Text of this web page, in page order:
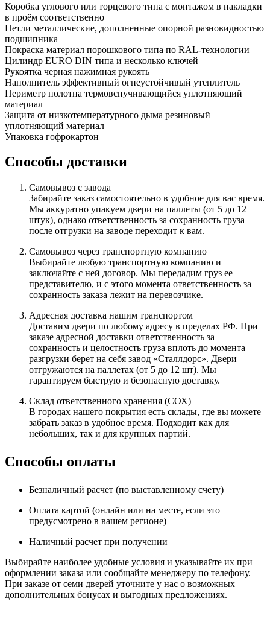
Коробка углового или торцевого типа с монтажом в накладки
в проём соответственно
Петли металлические, дополненные опорной разновидностью
подшипника
Покраска материал порошкового типа по RAL-технологии
Цилиндр EURO DIN типа и несколько ключей
Рукоятка черная нажимная рукоять
Наполнитель эффективный огнеустойчивый утеплитель
Периметр полотна термовспучивающийся уплотняющий
материал
Защита от низкотемпературного дыма резиновый
уплотняющий материал
Упаковка гофрокартон
Способы доставки
Самовывоз с завода
Забирайте заказ самостоятельно в удобное для вас время.
Мы аккуратно упакуем двери на паллеты (от 5 до 12
штук), однако ответственность за сохранность груза
после отгрузки на заводе переходит к вам.
Самовывоз через транспортную компанию
Выбирайте любую транспортную компанию и
заключайте с ней договор. Мы передадим груз ее
представителю, и с этого момента ответственность за
сохранность заказа лежит на перевозчике.
Адресная доставка нашим транспортом
Доставим двери по любому адресу в пределах РФ. При
заказе адресной доставки ответственность за
сохранность и целостность груза вплоть до момента
разгрузки берет на себя завод «Сталлдорс». Двери
отгружаются на паллетах (от 5 до 12 шт). Мы
гарантируем быструю и безопасную доставку.
Склад ответственного хранения (СОХ)
В городах нашего покрытия есть склады, где вы можете
забрать заказ в удобное время. Подходит как для
небольших, так и для крупных партий.
Способы оплаты
Безналичный расчет (по выставленному счету)
Оплата картой (онлайн или на месте, если это
предусмотрено в вашем регионе)
Наличный расчет при получении
Выбирайте наиболее удобные условия и указывайте их при
оформлении заказа или сообщайте менеджеру по телефону.
При заказе от семи дверей уточните у нас о возможных
дополнительных бонусах и выгодных предложениях.